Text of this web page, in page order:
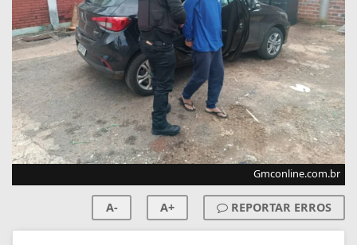
Gmconline.com.br
A- A+ REPORTAR ERROS